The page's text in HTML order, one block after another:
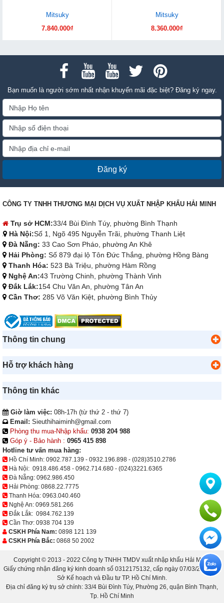
Mitsuky
7.840.000₫
Mitsuky
8.360.000₫
Bạn muốn là người sớm nhất nhận khuyến mãi đặc biệt? Đăng ký ngay.
Đăng ký
CÔNG TY TNHH THƯƠNG MẠI DỊCH VỤ XUẤT NHẬP KHẨU HẢI MINH
Trụ sở HCM:33/4 Bùi Đình Túy, phường Bình Thạnh
Hà Nội:Số 1, Ngõ 495 Nguyễn Trãi, phường Thanh Liệt
Đà Nẵng: 33 Cao Sơn Pháo, phường An Khê
Hải Phòng: Số 879 đại lộ Tôn Đức Thắng, phường Hồng Bàng
Thanh Hóa: 523 Bà Triệu, phường Hàm Rồng
Nghệ An:43 Trường Chinh, phường Thành Vinh
Đắk Lắk:154 Chu Văn An, phường Tân An
Cần Thơ: 285 Võ Văn Kiệt, phường Bình Thủy
Thông tin chung
Hỗ trợ khách hàng
Thông tin khác
Giờ làm việc: 08h-17h (từ thứ 2 - thứ 7)
Email: Sieuthihaiminh@gmail.com
Phòng thu mua-Nhập khẩu: 0938 204 988
Góp ý - Bảo hành : 0965 415 898
Hotline tư vấn mua hàng:
Hồ Chí Minh: 0902.787.139 - 0932.196.898 - (028)3510.2786
Hà Nội: 0918.486.458 - 0962.714.680 - (024)3221.6365
Đà Nẵng: 0962.986.450
Hải Phòng: 0868.22.7775
Thanh Hóa: 0963.040.460
Nghệ An: 0969.581.266
Đắk Lắk: 0984.762.139
Cần Thơ: 0938 704 139
CSKH Phía Nam: 0898 121 139
CSKH Phía Bắc: 0868 50 2002
Copyright © 2013 - 2022 Công ty TNHH TMDV xuất nhập khẩu Hải Minh.
Giấy chứng nhận đăng ký kinh doanh số 0312175132, cấp ngày 07/03/2013 bởi
Sở Kế hoạch và Đầu tư TP. Hồ Chí Minh.
Địa chỉ đăng ký trụ sở chính: 33/4 Bùi Đình Túy, Phường 26, quận Bình Thạnh,
Tp. Hồ Chí Minh